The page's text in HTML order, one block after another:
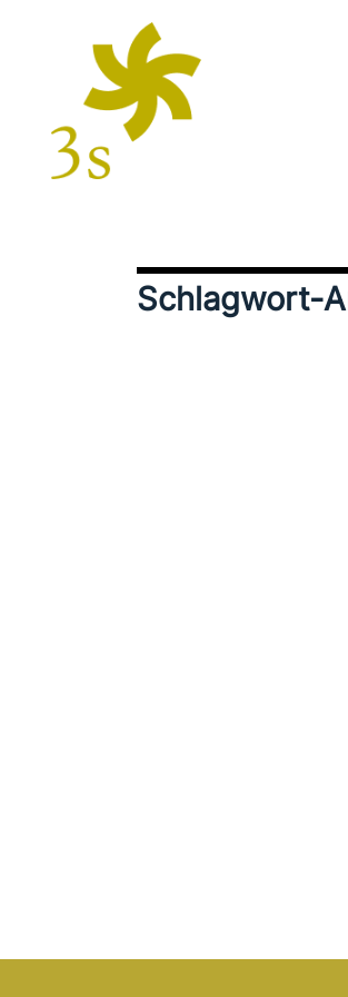
Schlagwort-